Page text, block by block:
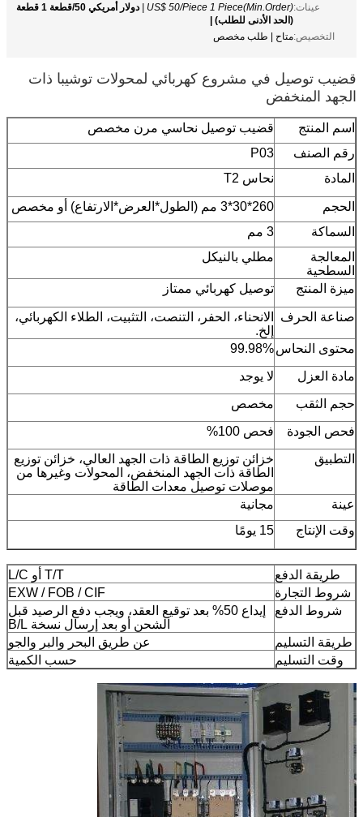
عينات:US$ 50/Piece 1 Piece(Min.Order) |
دولار أمريكي 50/قطعة 1 قطعة
(الحد الأدنى للطلب) |
التخصيص:متاح | طلب مخصص
قضيب توصيل في مشروع كهربائي لمحولات توشيبا ذات
الجهد المنخفض
اسم المنتج
قضيب توصيل نحاسي مرن مخصص
رقم الصنف
P03
المادة
نحاس T2
الحجم
260*30*3 مم (الطول*العرض*الارتفاع) أو مخصص
السماكة
3 مم
المعالجة
السطحية
مطلي بالنيكل
ميزة المنتج توصيل كهربائي ممتاز
صناعة الحرف
الانحناء، الحفر، التنصت، التثبيت، الطلاء الكهربائي،
إلخ.
محتوى النحاس99.98%
مادة العزل
لا يوجد
حجم الثقب
مخصص
فحص الجودة
فحص 100%
التطبيق
خزائن توزيع الطاقة ذات الجهد العالي، خزائن توزيع
الطاقة ذات الجهد المنخفض، المحولات وغيرها من
موصلات توصيل معدات الطاقة
عينة
مجانية
وقت الإنتاج
15 يومًا
طريقة الدفع
T/T أو L/C
شروط التجارة
EXW / FOB / CIF
شروط الدفع
إيداع 50% بعد توقيع العقد، ويجب دفع الرصيد قبل
الشحن أو بعد إرسال نسخة B/L
طريقة التسليم
عن طريق البحر والبر والجو
وقت التسليم
حسب الكمية